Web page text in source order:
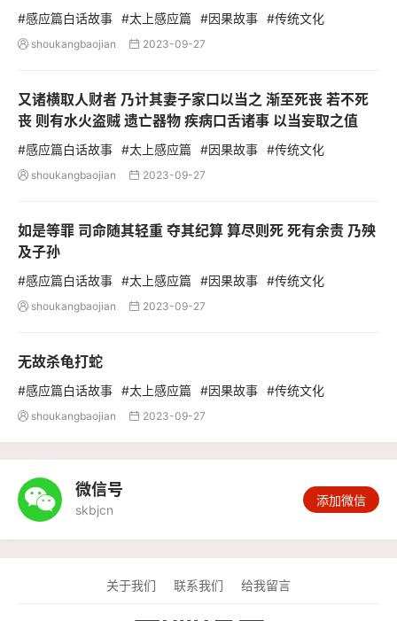
#感应篇白话故事 #太上感应篇 #因果故事 #传统文化
 shoukangbaojian  2023-09-27
又诸横取人财者 乃计其妻子家口以当之 渐至死丧 若不死
丧 则有水火盗贼 遗亡器物 疾病口舌诸事 以当妄取之值
#感应篇白话故事 #太上感应篇 #因果故事 #传统文化
 shoukangbaojian  2023-09-27
如是等罪 司命随其轻重 夺其纪算 算尽则死 死有余责 乃殃
及子孙
#感应篇白话故事 #太上感应篇 #因果故事 #传统文化
 shoukangbaojian  2023-09-27
无故杀龟打蛇
#感应篇白话故事 #太上感应篇 #因果故事 #传统文化
 shoukangbaojian  2023-09-27
 微信号
skbjcn
添加微信
关于我们 联系我们 给我留言